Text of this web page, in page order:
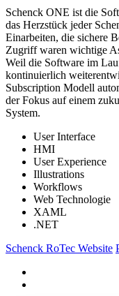
Schenck ONE ist die
das Herzstück jeder
Einarbeiten, die sichere
Zugriff waren wichtige
Weil die Software im
kontinuierlich
Subscription Modell
der Fokus auf einem
System.
User Interface
HMI
User Experience
Illustrations
Workflows
Web Technologie
XAML
.NET
Schenck RoTec Website